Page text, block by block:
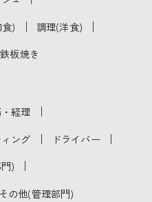
) ｜ 調理(洋食) ｜
鉄板焼き
経理 ｜
ング ｜ ドライバー ｜
) ｜
その他(管理部門)